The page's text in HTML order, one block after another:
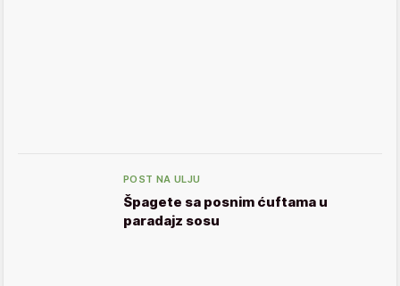
POST NA ULJU
Špagete sa posnim ćuftama u
paradajz sosu